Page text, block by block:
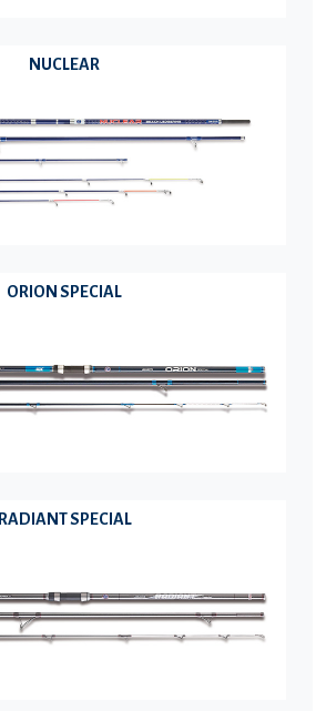
NUCLEAR
ORION SPECIAL
RADIANT SPECIAL